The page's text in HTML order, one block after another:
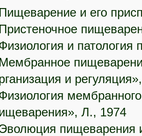
и его
и патология
и
Л., 1974
пищеварения